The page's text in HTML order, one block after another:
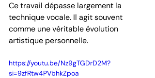
Ce travail dépasse largement la
technique vocale. Il agit souvent
comme une véritable évolution
artistique personnelle.
https://youtu.be/Nz9gTGDrD2M?
si=9zfRtw4PVbhkZpoa